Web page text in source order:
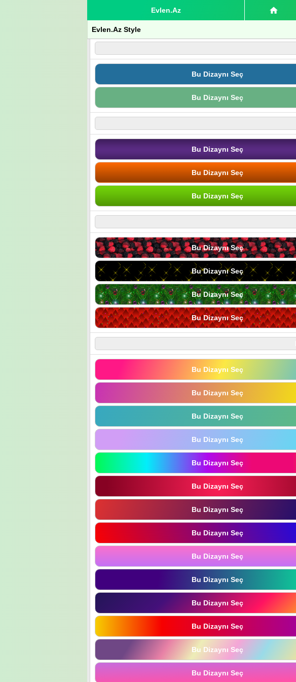
Evlen.Az
Evlen.Az Style
Bu Dizaynı Seç
Bu Dizaynı Seç
Bu Dizaynı Seç
Bu Dizaynı Seç
Bu Dizaynı Seç
Bu Dizaynı Seç
Bu Dizaynı Seç
Bu Dizaynı Seç
Bu Dizaynı Seç
Bu Dizaynı Seç
Bu Dizaynı Seç
Bu Dizaynı Seç
Bu Dizaynı Seç
Bu Dizaynı Seç
Bu Dizaynı Seç
Bu Dizaynı Seç
Bu Dizaynı Seç
Bu Dizaynı Seç
Bu Dizaynı Seç
Bu Dizaynı Seç
Bu Dizaynı Seç
Bu Dizaynı Seç
Bu Dizaynı Seç